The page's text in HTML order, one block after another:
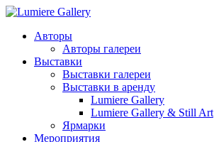
Авторы
Авторы галереи
Выставки
Выставки галереи
Выставки в аренду
Lumiere Gallery
Lumiere Gallery & Still Art
Ярмарки
Мероприятия